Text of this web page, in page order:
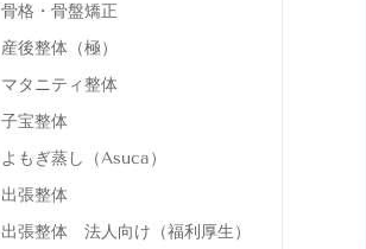
骨格・骨盤矯正
産後整体（極）
マタニティ整体
子宝整体
よもぎ蒸し（Asuca）
出張整体
出張整体 法人向け（福利厚生）